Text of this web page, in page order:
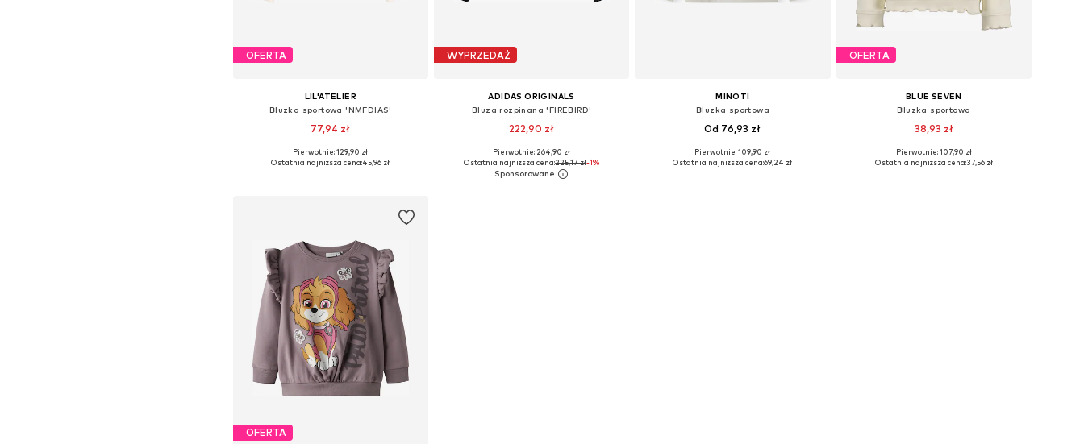
OFERTA
LIL'ATELIER
Bluzka sportowa 'NMFDIAS'
77,94 zł
Dostępne rozmiary: 92, 110, 116
Pierwotnie: 129,90 zł
Ostatnia najniższa cena:45,96 zł
WYPRZEDAŻ
ADIDAS ORIGINALS
Bluza rozpinana 'FIREBIRD'
222,90 zł
Dostępne rozmiary: 128, 140, 152, 164, 170
Dodaj do koszyka
Pierwotnie: 264,90 zł
Ostatnia najniższa cena:225,17 zł-1%
MINOTI
Bluzka sportowa
Od 76,93 zł
Dostępne w różnych rozmiarach
Pierwotnie: 109,90 zł
Ostatnia najniższa cena:69,24 zł
OFERTA
BLUE SEVEN
Bluzka sportowa
38,93 zł
Dostępne rozmiary: 128
Pierwotnie: 107,90 zł
Ostatnia najniższa cena:37,56 zł
OFERTA